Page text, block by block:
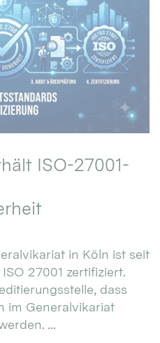
ISO-27001-
in Köln ist seit
27001 zertifiziert.
dass
im Generalvikariat
...